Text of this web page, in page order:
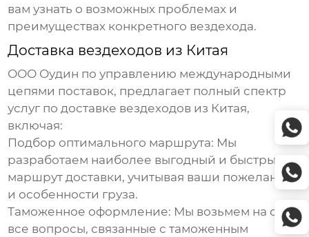
вам узнать о возможных проблемах и
преимуществах конкретного вездехода.
Доставка вездеходов из Китая
ООО Оудин по управлению международными
цепями поставок, предлагает полный спектр
услуг подоставке вездеходов из Китая,
включая:
Подбор оптимального маршрута: Мы
разработаем наиболее выгодный и быстрый
маршрут доставки, учитывая ваши пожелания
и особенности груза.
Таможенное оформление: Мы возьмем на себя
все вопросы, связанные с таможенным